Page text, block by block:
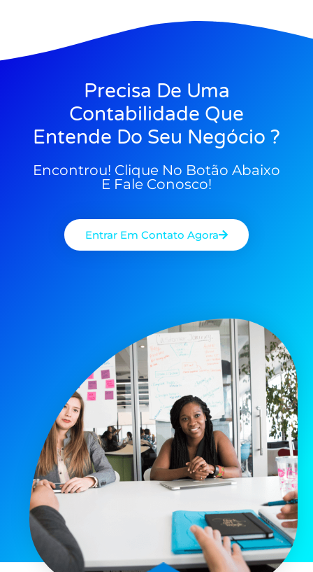
Precisa De Uma
Contabilidade Que
Entende Do Seu Negócio ?
Encontrou! Clique No Botão Abaixo
E Fale Conosco!
Entrar Em Contato Agora